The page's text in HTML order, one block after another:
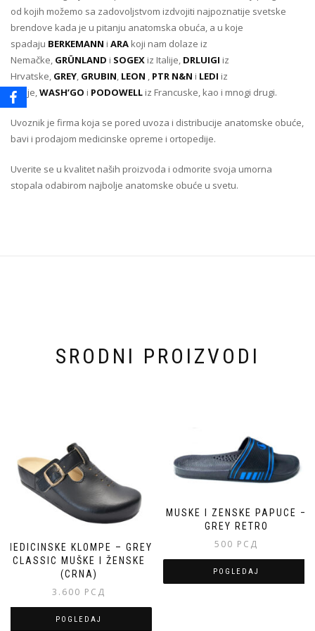
od kojih možemo sa zadovoljstvom izdvojiti najpoznatije svetske
brendove kada je u pitanju anatomska obuća, a u koje
spadaju BERKEMANN i ARA koji nam dolaze iz
Nemačke, GRÜNLAND i SOGEX iz Italije, DRLUIGI iz
Hrvatske, GREY, GRUBIN, LEON , PTR N&N i LEDI iz
Srbije,WASH’GO i PODOWELL iz Francuske, kao i mnogi drugi.
Uvoznik je firma koja se pored uvoza i distribucije anatomske obuće,
bavi i prodajom medicinske opreme i ortopedije.
Uverite se u kvalitet naših proizvoda i odmorite svoja umorna
stopala odabirom najbolje anatomske obuće u svetu.
SRODNI PROIZVODI
MEDICINSKE KLOMPE – GREY
CLASSIC MUŠKE I ŽENSKE
(CRNA)
3.600 РСД
POGLEDAJ
MUSKE I ZENSKE PAPUCE –
GREY RETRO
500 РСД
POGLEDAJ